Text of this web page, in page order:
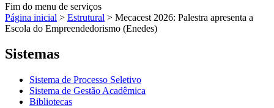
Fim do menu de serviços
Página inicial > Estrutural > Mecacest 2026: Palestra apresenta a
Escola do Empreendedorismo (Enedes)
Sistemas
Sistema de Processo Seletivo
Sistema de Gestão Acadêmica
Bibliotecas